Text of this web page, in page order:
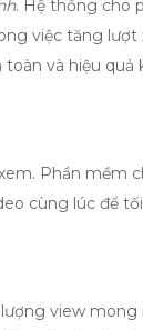
. Hệ thống cho
việc tăng
và hiệu quả
Phần mềm
cùng lúc để
view